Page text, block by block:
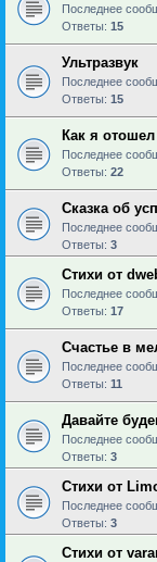
Последнее
Ответы: 15
Ультразвук
Последнее
Ответы: 15
Как я отошел
Последнее
Ответы: 22
Сказка об
Последнее
Ответы: 3
Стихи от
Последнее
Ответы: 17
Счастье в
Последнее
Ответы: 11
Давайте
Последнее
Ответы: 3
Стихи от
Последнее
Ответы: 3
Стихи от